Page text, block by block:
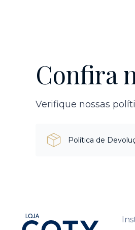
Confira
Verifique nossas
Política de